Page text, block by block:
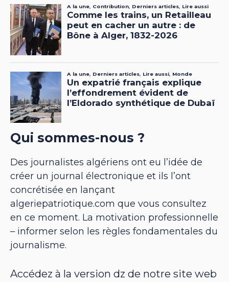
Qui sommes-nous ?
Des journalistes algériens ont eu l’idée de
créer un journal électronique et ils l’ont
concrétisée en lançant
algeriepatriotique.com que vous consultez
en ce moment. La motivation professionnelle
– informer selon les règles fondamentales du
journalisme.
Accédez à la version dz de notre site web